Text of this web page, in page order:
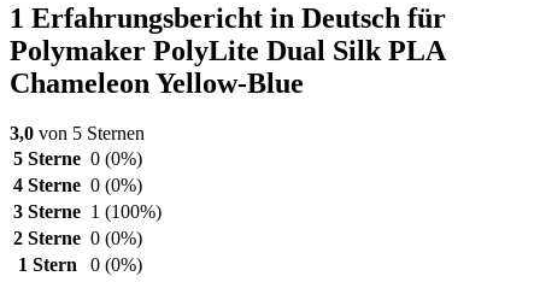
1 Erfahrungsbericht in Deutsch für
Polymaker PolyLite Dual Silk PLA
Chameleon Yellow-Blue
3,0 von 5 Sternen
5 Sterne 0 (0%)
4 Sterne 0 (0%)
3 Sterne 1 (100%)
2 Sterne 0 (0%)
1 Stern
0 (0%)